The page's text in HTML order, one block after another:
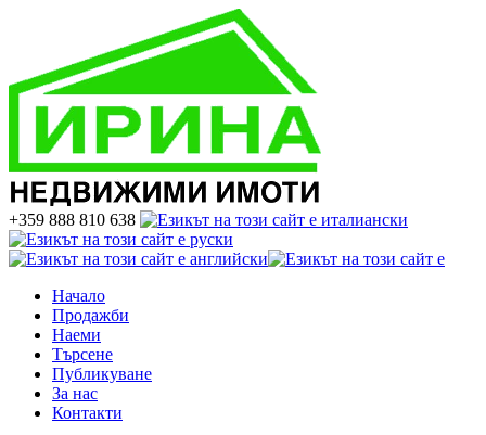
+359 888 810 638
Начало
Продажби
Наеми
Търсене
Публикуване
За нас
Контакти